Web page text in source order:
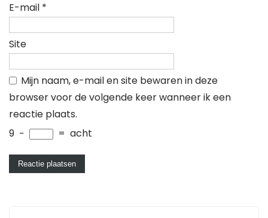
E-mail *
Site
Mijn naam, e-mail en site bewaren in deze
browser voor de volgende keer wanneer ik een
reactie plaats.
9 − = acht